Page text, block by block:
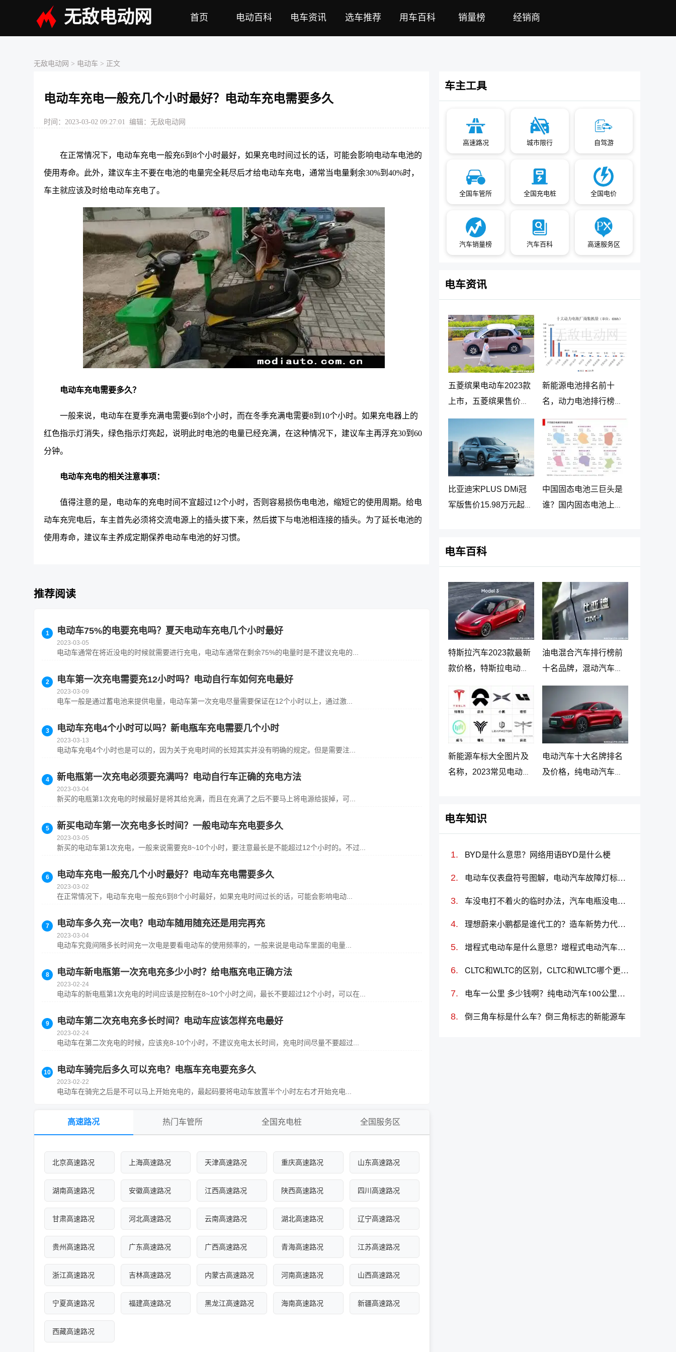
无敌电动网 首页 电动百科 电车资讯 选车推荐 用车百科 销量榜 经销商
无敌电动网 > 电动车 > 正文
电动车充电一般充几个小时最好？电动车充电需要多久
时间：2023-03-02 09:27:01 编辑：无敌电动网
在正常情况下，电动车充电一般充6到8个小时最好，如果充电时间过长的话，可能会影响电动车电池的
使用寿命。此外，建议车主不要在电池的电量完全耗尽后才给电动车充电，通常当电量剩余30%到40%时，
车主就应该及时给电动车充电了。
电动车充电需要多久？
一般来说，电动车在夏季充满电需要6到8个小时，而在冬季充满电需要8到10个小时。如果充电器上的
红色指示灯消失，绿色指示灯亮起，说明此时电池的电量已经充满，在这种情况下，建议车主再浮充30到60
分钟。
电动车充电的相关注意事项：
值得注意的是，电动车的充电时间不宜超过12个小时，否则容易损伤电电池，缩短它的使用周期。给电
动车充完电后，车主首先必须将交流电源上的插头拔下来，然后拔下与电池相连接的插头。为了延长电池的
使用寿命，建议车主养成定期保养电动车电池的好习惯。
推荐阅读
电动车75%的电要充电吗？夏天电动车充电几个小时最好
2023-03-05
电动车通常在将近没电的时候就需要进行充电，电动车通常在剩余75%的电量时是不建议充电的...
电车第一次充电需要充12小时吗？电动自行车如何充电最好
2023-03-09
电车一般是通过蓄电池来提供电量，电动车第一次充电尽量需要保证在12个小时以上，通过激...
电动车充电4个小时可以吗？新电瓶车充电需要几个小时
2023-03-13
电动车充电4个小时也是可以的，因为关于充电时间的长短其实并没有明确的规定。但是需要注...
新电瓶第一次充电必须要充满吗？电动自行车正确的充电方法
2023-03-04
新买的电瓶第1次充电的时候最好是将其给充满，而且在充满了之后不要马上将电源给拔掉，可...
新买电动车第一次充电多长时间？一般电动车充电要多久
2023-03-05
新买的电动车第1次充电，一般来说需要充8~10个小时，要注意最长是不能超过12个小时的。不过...
电动车充电一般充几个小时最好？电动车充电需要多久
2023-03-02
在正常情况下，电动车充电一般充6到8个小时最好，如果充电时间过长的话，可能会影响电动...
电动车多久充一次电？电动车随用随充还是用完再充
2023-03-04
电动车究竟间隔多长时间充一次电是要看电动车的使用频率的，一般来说是电动车里面的电量...
电动车新电瓶第一次充电充多少小时？给电瓶充电正确方法
2023-02-24
电动车的新电瓶第1次充电的时间应该是控制在8~10个小时之间，最长不要超过12个小时，可以在...
电动车第二次充电充多长时间？电动车应该怎样充电最好
2023-02-24
电动车在第二次充电的时候，应该充8-10个小时，不建议充电太长时间，充电时间尽量不要超过...
电动车骑完后多久可以充电？电瓶车充电要充多久
2023-02-22
电动车在骑完之后是不可以马上开始充电的，最起码要将电动车放置半个小时左右才开始充电...
高速路况 热门车管所 全国充电桩 全国服务区
北京高速路况 上海高速路况 天津高速路况 重庆高速路况 山东高速路况
湖南高速路况 安徽高速路况 江西高速路况 陕西高速路况 四川高速路况
甘肃高速路况 河北高速路况 云南高速路况 湖北高速路况 辽宁高速路况
贵州高速路况 广东高速路况 广西高速路况 青海高速路况 江苏高速路况
浙江高速路况 吉林高速路况 内蒙古高速路况 河南高速路况 山西高速路况
宁夏高速路况 福建高速路况 黑龙江高速路况 海南高速路况 新疆高速路况
西藏高速路况
车主工具
高速路况 城市限行 自驾游
全国车管所 全国充电桩 全国电价
汽车销量榜 汽车百科 高速服务区
电车资讯
五菱缤果电动车2023款
上市，五菱缤果售价
5.98万起
新能源电池排名前十
名，动力电池排行榜前
十名
比亚迪宋PLUS DMi冠
军版售价15.98万元起，
中国固态电池三巨头是
谁？国内固态电池上市
电车百科
特斯拉汽车2023款最新
款价格，特斯拉电动汽
油电混合汽车排行榜前
十名品牌，混动汽车十
大名牌排名及价格
新能源车标大全图片及
名称，2023常见电动汽
电动汽车十大名牌排名
及价格，纯电动汽车排
电车知识
BYD是什么意思？网络用语BYD是什么梗
电动车仪表盘符号图解，电动汽车故障灯标志图解大全
车没电打不着火的临时办法，汽车电瓶没电怎么搭线(图解)
理想蔚来小鹏都是谁代工的？造车新势力代工厂分别是哪些
增程式电动车是什么意思？增程式电动汽车优缺点
CLTC和WLTC的区别，CLTC和WLTC哪个更准确
电车一公里 多少钱啊？纯电动汽车100公里多少度电
倒三角车标是什么车？倒三角标志的新能源车